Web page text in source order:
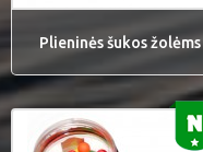
Plieninės šukos žolėms